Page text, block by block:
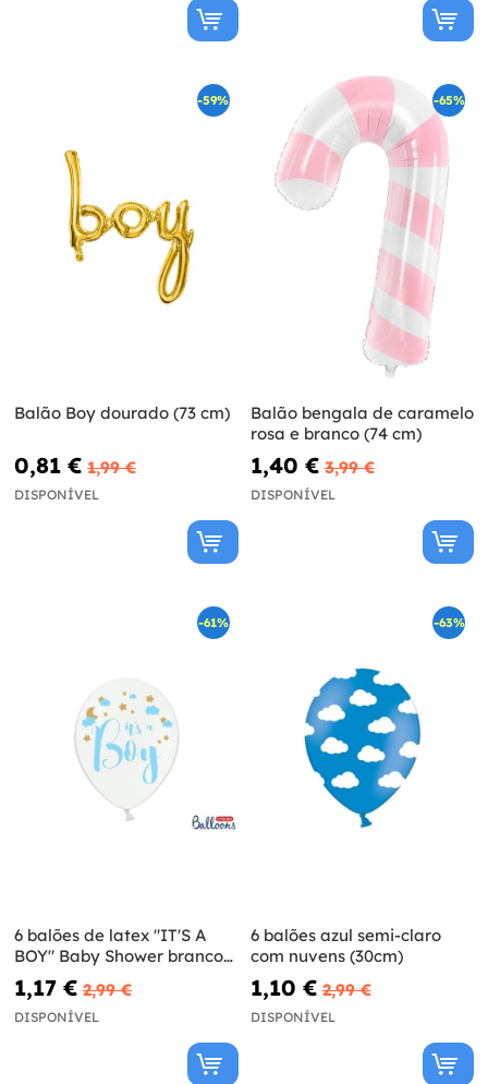
-59%
Balão Boy dourado (73 cm)
0,81 € 1,99 €
DISPONÍVEL
-65%
Balão bengala de caramelo
rosa e branco (74 cm)
1,40 € 3,99 €
DISPONÍVEL
-61%
6 balões de latex "IT'S A
BOY" Baby Shower branco
(30 cm)
1,17 € 2,99 €
DISPONÍVEL
-63%
6 balões azul semi-claro
com nuvens (30cm)
1,10 € 2,99 €
DISPONÍVEL